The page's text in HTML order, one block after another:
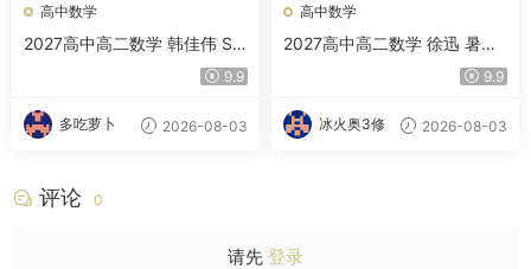
高中数学
2027高中高二数学 韩佳伟 S
9.9
多吃萝卜 2026-08-03
高中数学
2027高中高二数学 徐迅 暑假
9.9
冰火奥3修 2026-08-03
评论 0
请先 登录